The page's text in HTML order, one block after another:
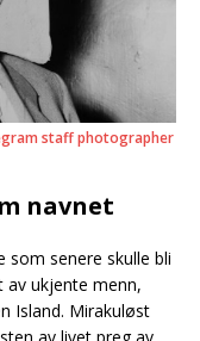
staff photographer
navnet
som senere skulle bli
av ukjente menn,
Island. Mirakuløst